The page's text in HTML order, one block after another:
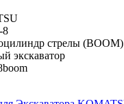
8
стрелы (BOOM)
экскаватор